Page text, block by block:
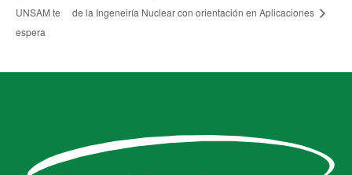
UNSAM te
espera
de la Ingeneiría Nuclear con orientación en Aplicaciones